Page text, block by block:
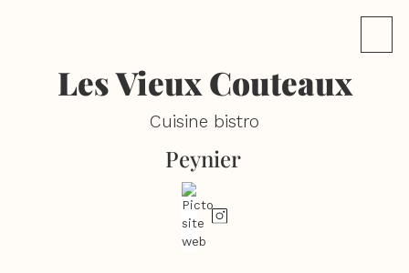
Les Vieux Couteaux
Cuisine bistro
Peynier